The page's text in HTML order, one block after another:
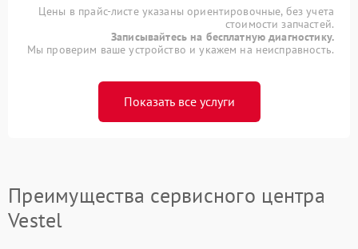
Цены в прайс-листе указаны ориентировочные, без учета
стоимости запчастей.
Записывайтесь на бесплатную диагностику.
Мы проверим ваше устройство и укажем на неисправность.
Показать все услуги
Преимущества сервисного центра
Vestel